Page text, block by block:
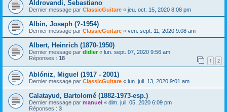
Aldrovandi, Sebastiano
Dernier message par ClassicGuitare « jeu. oct. 15, 2020 8:08 pm
Albin, Joseph (?-1954)
Dernier message par ClassicGuitare « ven. sept. 11, 2020 9:08 am
Albert, Heinrich (1870-1950)
Dernier message par didier« lun. sept. 07, 2020 9:56 am
Réponses : 18 1 2
Ablóniz, Miguel (1917 - 2001)
Dernier message par ClassicGuitare « lun. juil. 13, 2020 9:01 am
Calatayud, Bartolomé (1882-1973-esp.)
Dernier message par manuel « dim. juil. 05, 2020 6:09 pm
Réponses : 3